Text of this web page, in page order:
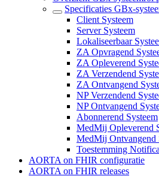
Specificaties GBx-
Client Systeem
Server Systeem
Lokaliseerbaar
ZA Opvragend
ZA Opleverend
ZA Verzendend
ZA Ontvangend
NP Verzendend
NP Ontvangend
Abonnerend Systeem
MedMij Opleverend
MedMij Ontvangend
Toestemming
AORTA on FHIR configuratie
AORTA on FHIR releases